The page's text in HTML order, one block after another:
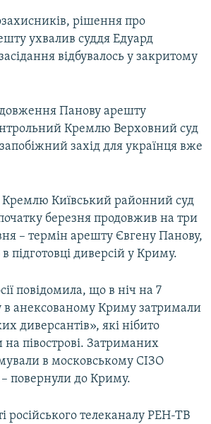
рішення про
ухвалив суддя Едуард
відбувалось у закритому
Панову арешту
Кремлю Верховний суд
захід для українця вже
Київський районний суд
березня продовжив на три
– термін арешту Євгену Панову,
підготовці диверсій у Криму.
повідомила, що в ніч на 7
в анексованому Криму затримали
диверсантів», які нібито
на півострові. Затриманих
в московському СІЗО
– повернули до Криму.
російського телеканалу РЕН-ТВ